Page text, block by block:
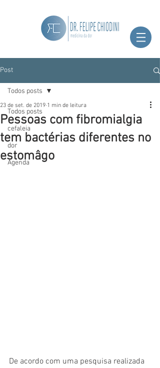
Post
Todos posts
cefaleia
dor
Agenda
Todos posts
Pessoas com fibromialgia
tem bactérias diferentes no
estomâgo
23 de set. de 2019 1 min de leitura
De acordo com uma pesquisa realizada